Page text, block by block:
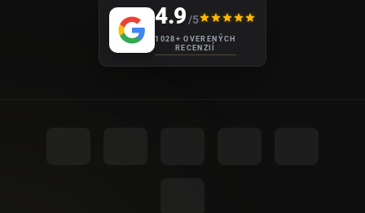
4.9/5
1028+ OVERENÝCH
RECENZIÍ